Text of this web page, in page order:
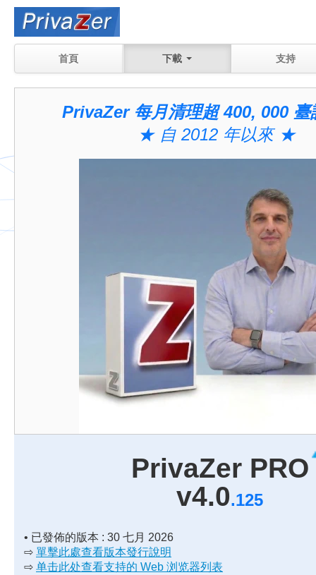
首頁 下載 支持
PrivaZer 每月清理超 400, 000 臺
★ 自 2012 年以來 ★
PrivaZer PRO
v4.0.125
• 已發佈的版本 : 30 七月 2026
⇨ 單擊此處查看版本發行說明
⇨ 单击此处查看支持的 Web 浏览器列表